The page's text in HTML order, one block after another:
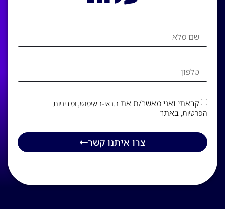
קראתי ואני מאשר/ת את תנאי-השימוש, ומדיניות
הפרטיות, באתר
צרו איתנו קשר